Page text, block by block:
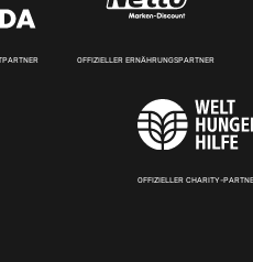
OFFIZIELLER ERNÄHRUNGSPARTNER
OFFIZIELLER CHARITY-